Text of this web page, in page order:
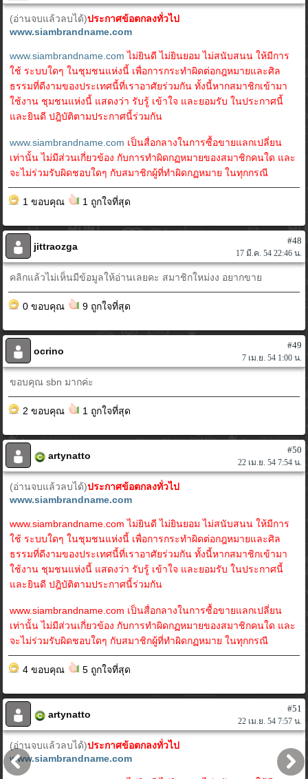
(อ่านจบแล้วลบได้)ประกาศข้อตกลงทั่วไป
www.siambrandname.com
www.siambrandname.com ไม่ยินดี ไม่ยินยอม ไม่สนับสนน ให้มีการ
ใช้ ระบบใดๆ ในชุมชนแห่งนี้ เพื่อการกระทำผิดต่อกฎหมายและศิล
ธรรมที่ดีงามของประเทศนี้ที่เราอาศัยร่วมกัน ทั้งนี้หากสมาชิกเข้ามา
ใช้งาน ชุมชนแห่งนี้ แสดงว่า รับรู้ เข้าใจ และยอมรับ ในประกาศนี้
และยินดี ปฎิบัติตามประกาศนี้ร่วมกัน
www.siambrandname.com เป็นสื่อกลางในการซื้อขายแลกเปลี่ยน
เท่านั้น ไม่มีส่วนเกี่ยวข้อง กับการทำผิดกฏหมายของสมาชิกคนใด และ
จะไม่ร่วมรับผิดชอบใดๆ กับสมาชิกผู้ที่ทำผิดกฏหมาย ในทุกกรณี
1 ขอบคุณ 1 ถูกใจที่สุด
jittraozga
#48
17 มี.ค. 54 22:46 น.
คลิกแล้วไม่เห็นมีข้อมูลให้อ่านเลยคะ สมาชิกใหม่งง อยากขาย
0 ขอบคุณ 9 ถูกใจที่สุด
ocrino
#49
7 เม.ย. 54 1:00 น.
ขอบคุณ sbn มากค่ะ
2 ขอบคุณ 1 ถูกใจที่สุด
artynatto
#50
22 เม.ย. 54 7:54 น.
(อ่านจบแล้วลบได้)ประกาศข้อตกลงทั่วไป
www.siambrandname.com
www.siambrandname.com ไม่ยินดี ไม่ยินยอม ไม่สนับสนน ให้มีการ
ใช้ ระบบใดๆ ในชุมชนแห่งนี้ เพื่อการกระทำผิดต่อกฎหมายและศิล
ธรรมที่ดีงามของประเทศนี้ที่เราอาศัยร่วมกัน ทั้งนี้หากสมาชิกเข้ามา
ใช้งาน ชุมชนแห่งนี้ แสดงว่า รับรู้ เข้าใจ และยอมรับ ในประกาศนี้
และยินดี ปฎิบัติตามประกาศนี้ร่วมกัน
www.siambrandname.com เป็นสื่อกลางในการซื้อขายแลกเปลี่ยน
เท่านั้น ไม่มีส่วนเกี่ยวข้อง กับการทำผิดกฏหมายของสมาชิกคนใด และ
จะไม่ร่วมรับผิดชอบใดๆ กับสมาชิกผู้ที่ทำผิดกฏหมาย ในทุกกรณี
4 ขอบคุณ 5 ถูกใจที่สุด
artynatto
#51
22 เม.ย. 54 7:57 น.
(อ่านจบแล้วลบได้)ประกาศข้อตกลงทั่วไป
www.siambrandname.com